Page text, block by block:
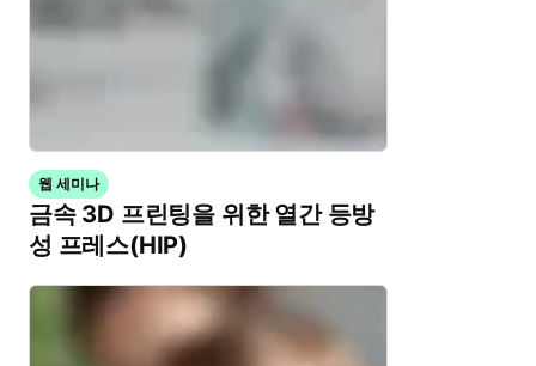
웹 세미나
금속 3D 프린팅을 위한 열간 등방
성 프레스(HIP)